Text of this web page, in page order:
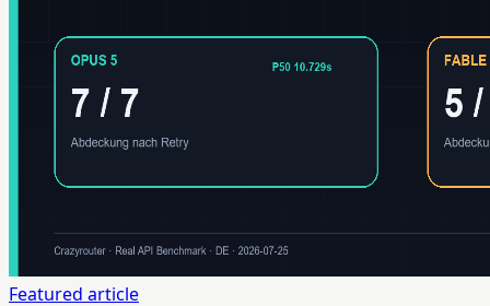
Featured article